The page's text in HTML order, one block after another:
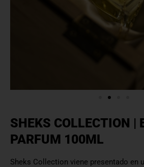
SHEKS COLLECTION |
PARFUM 100ML
Sheks Collection viene presentado en